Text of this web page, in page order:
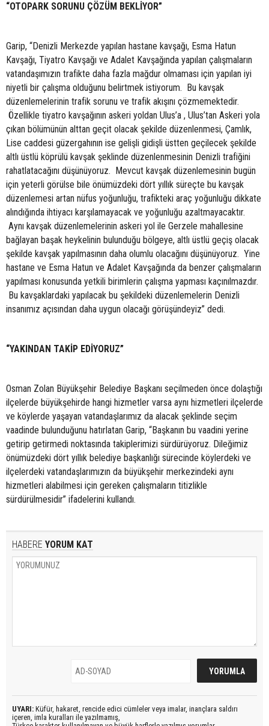
“OTOPARK SORUNU ÇÖZÜM BEKLİYOR”
Garip, “Denizli Merkezde yapılan hastane kavşağı, Esma Hatun
Kavşağı, Tiyatro Kavşağı ve Adalet Kavşağında yapılan çalışmaların
vatandaşımızın trafikte daha fazla mağdur olmaması için yapılan iyi
niyetli bir çalışma olduğunu belirtmek istiyorum. Bu kavşak
düzenlemelerinin trafik sorunu ve trafik akışını çözmemektedir.
Özellikle tiyatro kavşağının askeri yoldan Ulus’a , Ulus’tan Askeri yola
çıkan bölümünün alttan geçit olacak şekilde düzenlenmesi, Çamlık,
Lise caddesi güzergahının ise gelişli gidişli üstten geçilecek şekilde
altlı üstlü köprülü kavşak şeklinde düzenlenmesinin Denizli trafiğini
rahatlatacağını düşünüyoruz. Mevcut kavşak düzenlemesinin bugün
için yeterli görülse bile önümüzdeki dört yıllık süreçte bu kavşak
düzenlemesi artan nüfus yoğunluğu, trafikteki araç yoğunluğu dikkate
alındığında ihtiyacı karşılamayacak ve yoğunluğu azaltmayacaktır.
Aynı kavşak düzenlemelerinin askeri yol ile Gerzele mahallesine
bağlayan başak heykelinin bulunduğu bölgeye, altlı üstlü geçiş olacak
şekilde kavşak yapılmasının daha olumlu olacağını düşünüyoruz. Yine
hastane ve Esma Hatun ve Adalet Kavşağında da benzer çalışmaların
yapılması konusunda yetkili birimlerin çalışma yapması kaçınılmazdır.
Bu kavşaklardaki yapılacak bu şekildeki düzenlemelerin Denizli
insanımız açısından daha uygun olacağı görüşündeyiz” dedi.
“YAKINDAN TAKİP EDİYORUZ”
Osman Zolan Büyükşehir Belediye Başkanı seçilmeden önce dolaştığı
ilçelerde büyükşehirde hangi hizmetler varsa aynı hizmetleri ilçelerde
ve köylerde yaşayan vatandaşlarımız da alacak şeklinde seçim
vaadinde bulunduğunu hatırlatan Garip, “Başkanın bu vaadini yerine
getirip getirmedi noktasında takiplerimizi sürdürüyoruz. Dileğimiz
önümüzdeki dört yıllık belediye başkanlığı sürecinde köylerdeki ve
ilçelerdeki vatandaşlarımızın da büyükşehir merkezindeki aynı
hizmetleri alabilmesi için gereken çalışmaların titizlikle
sürdürülmesidir” ifadelerini kullandı.
HABERE YORUM KAT
UYARI: Küfür, hakaret, rencide edici cümleler veya imalar, inançlara saldırı
içeren, imla kuralları ile yazılmamış,